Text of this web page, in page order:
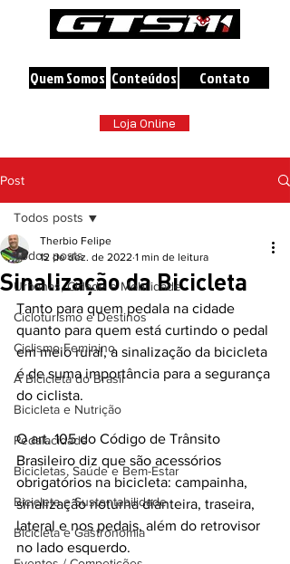
Quem Somos Conteúdos Contato
Loja Online
Post
Todos posts
Urbanas, Cidade e Mobilidade
Cicloturismo e Destinos
Ciclismo Feminino
A Bicicleta do Brasil
Bicicleta e Nutrição
Pedalacidade
Bicicletas, Saúde e Bem-Estar
Bicicleta e Sustentabilidade
Bicicleta e Gastronomia
Todos posts
Sinalização da Bicicleta
Therbio Felipe
12 de dez. de 2022 1 min de leitura
Tanto para quem pedala na cidade
quanto para quem está curtindo o pedal
em meio rural, a sinalização da bicicleta
é de suma importância para a segurança
do ciclista.
O art. 105 do Código de Trânsito
Brasileiro diz que são acessórios
obrigatórios na bicicleta: campainha,
sinalização noturna dianteira, traseira,
lateral e nos pedais, além do retrovisor
no lado esquerdo.